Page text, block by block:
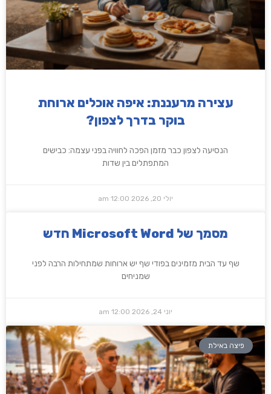
עצירה מרעננת: איפה אוכלים ארוחת
בוקר בדרך לצפון?
הנסיעה לצפון כבר מזמן הפכה לחוויה בפני עצמה: כבישים
המתפתלים בין שדות
יולי 20, 2026 12:00 am
‏‏מסמך של Microsoft Word חדש
שף עד הבית מזמינים בפודי שף יש ארוחות שמתחילות הרבה לפני
שמניחים
יוני 24, 2026 12:00 am
פיצה באילת